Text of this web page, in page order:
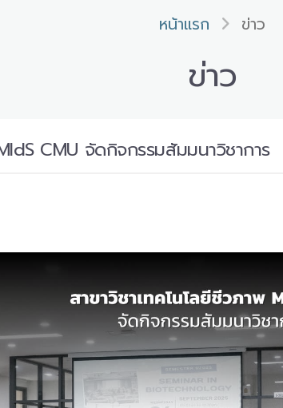
หน้าแรก ข่าว
ข่าว
CMU จัดกิจกรรมสัมมนาวิชาการ